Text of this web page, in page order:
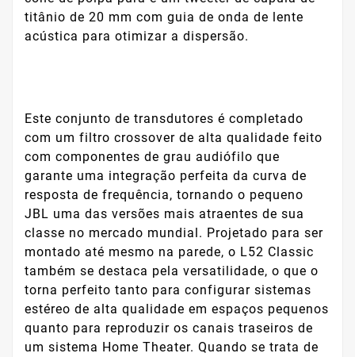
titânio de 20 mm com guia de onda de lente
acústica para otimizar a dispersão.
Este conjunto de transdutores é completado
com um filtro crossover de alta qualidade feito
com componentes de grau audiófilo que
garante uma integração perfeita da curva de
resposta de frequência, tornando o pequeno
JBL uma das versões mais atraentes de sua
classe no mercado mundial. Projetado para ser
montado até mesmo na parede, o L52 Classic
também se destaca pela versatilidade, o que o
torna perfeito tanto para configurar sistemas
estéreo de alta qualidade em espaços pequenos
quanto para reproduzir os canais traseiros de
um sistema Home Theater. Quando se trata de